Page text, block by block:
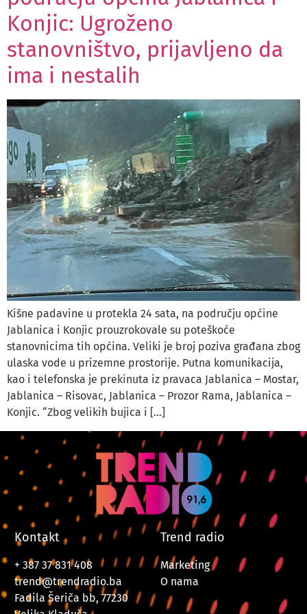
Konjic: Ugroženo
stanovništvo, prijavljeno da
ima i nestalih
Kišne padavine u protekla 24 sata, na području općine
Jablanica i Konjic prouzrokovale su poteškoće
stanovnicima tih općina. Veliki je broj poziva građana zbog
ulaska vode u prizemne prostorije. Putna komunikacija,
kao i telefonska je prekinuta iz pravaca Jablanica – Mostar,
Jablanica – Risovac, Jablanica – Prozor Rama, Jablanica –
Konjic. “Zbog velikih bujica i […]
Kontakt
+ 387 37 831 408
trend@trendradio.ba
Fadila Šeriča bb, 77230
Trend radio
Marketing
O nama